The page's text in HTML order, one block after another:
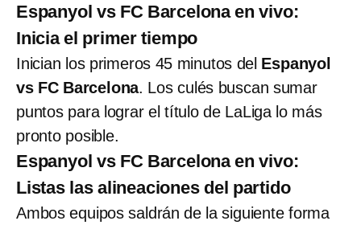
Espanyol vs FC Barcelona en vivo:
Inicia el primer tiempo
Inician los primeros 45 minutos del Espanyol
vs FC Barcelona. Los culés buscan sumar
puntos para lograr el título de LaLiga lo más
pronto posible.
Espanyol vs FC Barcelona en vivo:
Listas las alineaciones del partido
Ambos equipos saldrán de la siguiente forma